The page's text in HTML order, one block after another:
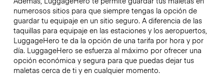
numerosos sitios para que siempre tengas la opción de
guardar tu equipaje en un sitio seguro. A diferencia de las
taquillas para equipaje en las estaciones y los aeropuertos,
LuggageHero te da la opción de una tarifa por hora y por
día. LuggageHero se esfuerza al máximo por ofrecer una
opción económica y segura para que puedas dejar tus
maletas cerca de ti y en cualquier momento.